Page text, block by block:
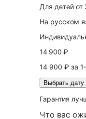
Для детей от
На русском
14 900 ₽
14 900 ₽ за
Выбрать дату
Гарантия
Что вас